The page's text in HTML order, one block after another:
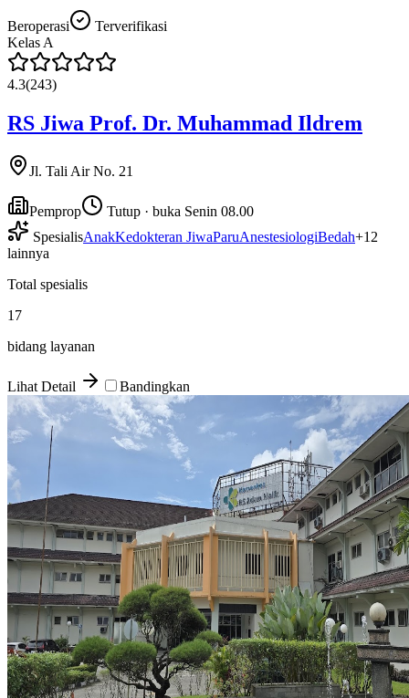
Beroperasi
Terverifikasi
Kelas A
4.3(243)
RS Jiwa Prof. Dr. Muhammad Ildrem
Jl. Tali Air No. 21
Pemprop
Tutup · buka Senin 08.00
SpesialisAnakKedokteran JiwaParuAnestesiologiBedah+12
lainnya
Total spesialis
17
bidang layanan
Lihat Detail Bandingkan